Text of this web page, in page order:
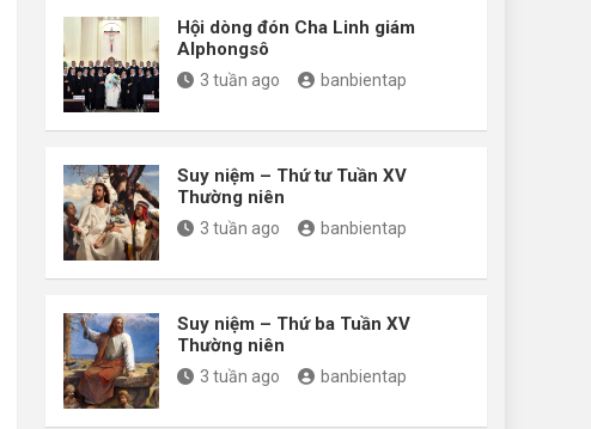
Hội dòng đón Cha Linh giám
Alphongsô
3 tuần ago banbientap
Suy niệm – Thứ tư Tuần XV
Thường niên
3 tuần ago banbientap
Suy niệm – Thứ ba Tuần XV
Thường niên
3 tuần ago banbientap